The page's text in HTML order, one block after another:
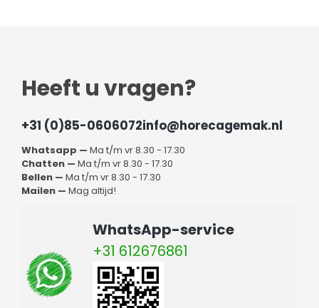
Heeft u vragen?
+31 (0)85-0606072info@horecagemak.nl
Whatsapp — Ma t/m vr 8.30 - 17.30
Chatten — Ma t/m vr 8.30 - 17.30
Bellen — Ma t/m vr 8.30 - 17.30
Mailen — Mag altijd!
WhatsApp-service
+31 612676861